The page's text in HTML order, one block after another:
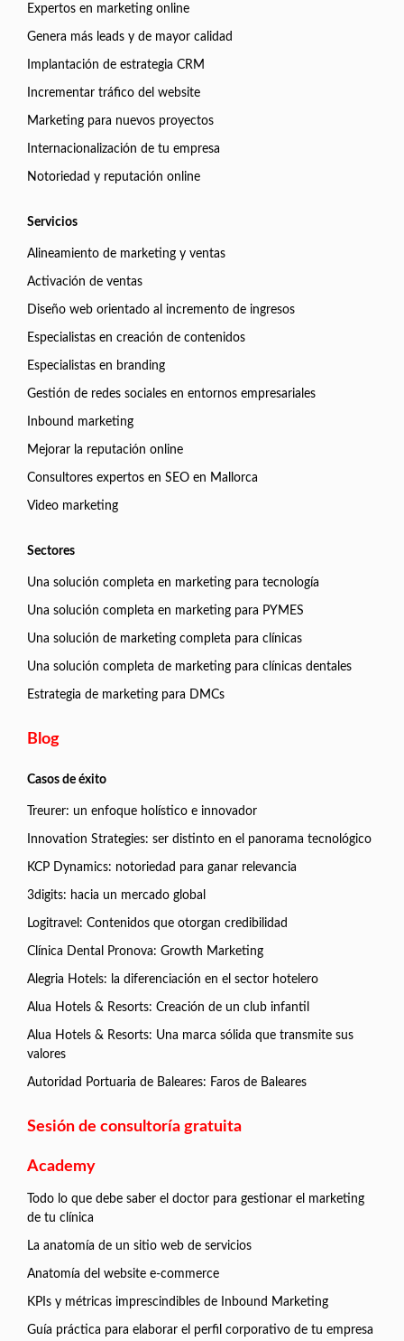
Expertos en marketing online
Genera más leads y de mayor calidad
Implantación de estrategia CRM
Incrementar tráfico del website
Marketing para nuevos proyectos
Internacionalización de tu empresa
Notoriedad y reputación online
Servicios
Alineamiento de marketing y ventas
Activación de ventas
Diseño web orientado al incremento de ingresos
Especialistas en creación de contenidos
Especialistas en branding
Gestión de redes sociales en entornos empresariales
Inbound marketing
Mejorar la reputación online
Consultores expertos en SEO en Mallorca
Video marketing
Sectores
Una solución completa en marketing para tecnología
Una solución completa en marketing para PYMES
Una solución de marketing completa para clínicas
Una solución completa de marketing para clínicas dentales
Estrategia de marketing para DMCs
Blog
Casos de éxito
Treurer: un enfoque holístico e innovador
Innovation Strategies: ser distinto en el panorama tecnológico
KCP Dynamics: notoriedad para ganar relevancia
3digits: hacia un mercado global
Logitravel: Contenidos que otorgan credibilidad
Clínica Dental Pronova: Growth Marketing
Alegria Hotels: la diferenciación en el sector hotelero
Alua Hotels & Resorts: Creación de un club infantil
Alua Hotels & Resorts: Una marca sólida que transmite sus
valores
Autoridad Portuaria de Baleares: Faros de Baleares
Sesión de consultoría gratuita
Academy
Todo lo que debe saber el doctor para gestionar el marketing
de tu clínica
La anatomía de un sitio web de servicios
Anatomía del website e-commerce
KPIs y métricas imprescindibles de Inbound Marketing
Guía práctica para elaborar el perfil corporativo de tu empresa